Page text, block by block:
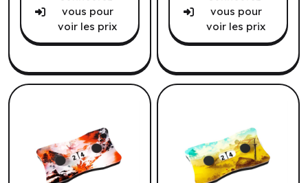
vous pour
voir les prix
vous pour
voir les prix